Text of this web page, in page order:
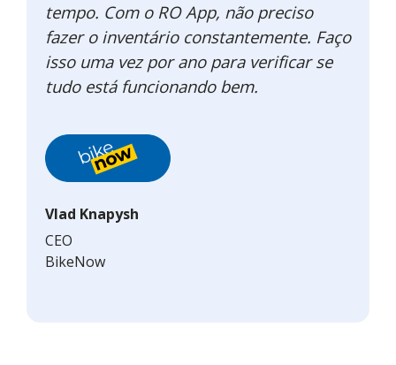
tempo. Com o RO App, não preciso
fazer o inventário constantemente. Faço
isso uma vez por ano para verificar se
tudo está funcionando bem.
Vlad Knapysh
CEO
BikeNow